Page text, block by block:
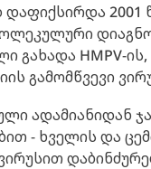
2001
გახადა HMPV-
გამომწვევი
ადამიანიდან
- ხველის და